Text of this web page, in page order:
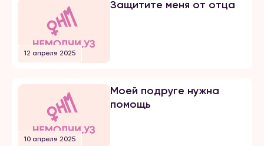
12 апреля 2025
Защитите меня от отца
10 апреля 2025
Моей подруге нужна
помощь